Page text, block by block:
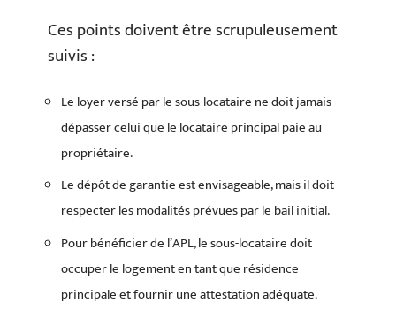
Ces points doivent être scrupuleusement
suivis :
Le loyer versé par le sous-locataire ne doit jamais
dépasser celui que le locataire principal paie au
propriétaire.
Le dépôt de garantie est envisageable, mais il doit
respecter les modalités prévues par le bail initial.
Pour bénéficier de l’APL, le sous-locataire doit
occuper le logement en tant que résidence
principale et fournir une attestation adéquate.